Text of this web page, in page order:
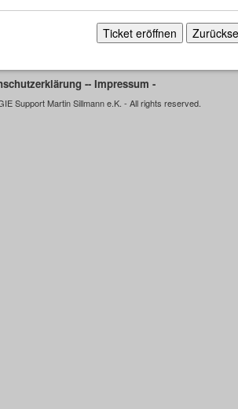
-- Impressum -
Support Martin Sillmann e.K. - All rights reserved.